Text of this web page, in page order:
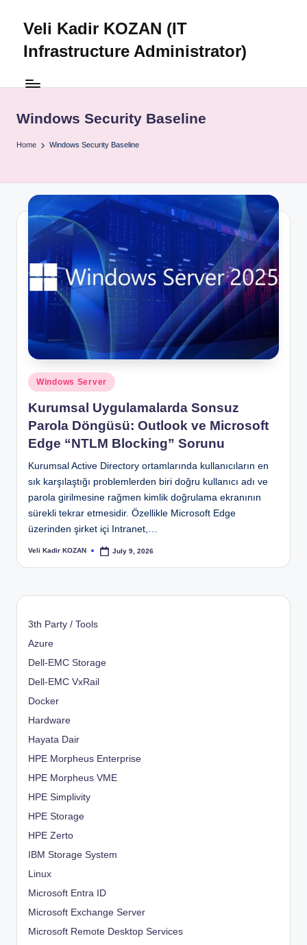
Veli Kadir KOZAN (IT
Infrastructure Administrator)
Windows Security Baseline
Home Windows Security Baseline
Posted
in
Windows Server
Kurumsal Uygulamalarda Sonsuz
Parola Döngüsü: Outlook ve Microsoft
Edge “NTLM Blocking” Sorunu
Kurumsal Active Directory ortamlarında kullanıcıların en
sık karşılaştığı problemlerden biri doğru kullanıcı adı ve
parola girilmesine rağmen kimlik doğrulama ekranının
sürekli tekrar etmesidir. Özellikle Microsoft Edge
üzerinden şirket içi Intranet,…
Posted
Veli Kadir KOZAN July 9, 2026
3th Party / Tools
Azure
Dell-EMC Storage
Dell-EMC VxRail
Docker
Hardware
Hayata Dair
HPE Morpheus Enterprise
HPE Morpheus VME
HPE Simplivity
HPE Storage
HPE Zerto
IBM Storage System
Linux
Microsoft Entra ID
Microsoft Exchange Server
Microsoft Remote Desktop Services